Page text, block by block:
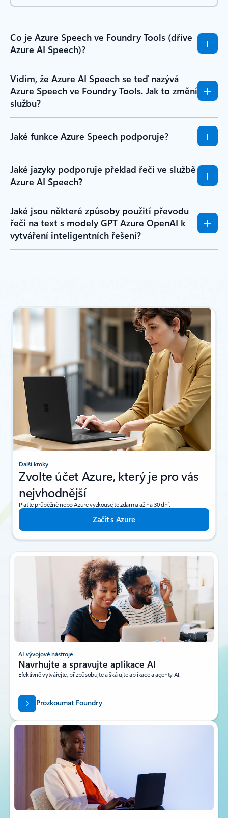
Co je Azure Speech ve Foundry Tools (dříve
Azure AI Speech)?
Vidím, že Azure AI Speech se teď nazývá
Azure Speech ve Foundry Tools. Jak to změní
službu?
Jaké funkce Azure Speech podporuje?
Jaké jazyky podporuje překlad řeči ve službě
Azure AI Speech?
Jaké jsou některé způsoby použití převodu
řeči na text s modely GPT Azure OpenAI k
vytváření inteligentních řešení?
Další kroky
Zvolte účet Azure, který je pro vás
nejvhodnější
Plaťte průběžně nebo Azure vyzkoušejte zdarma až na 30 dní.
Začít s Azure
AI vývojové nástroje
Navrhujte a spravujte aplikace AI
Efektivně vytvářejte, přizpůsobujte a škálujte aplikace a agenty AI.
Prozkoumat Foundry